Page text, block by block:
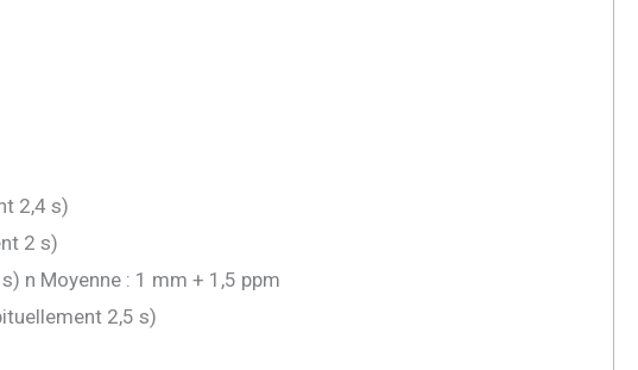
2,4 s)
2 s)
n Moyenne : 1 mm + 1,5 ppm
2,5 s)